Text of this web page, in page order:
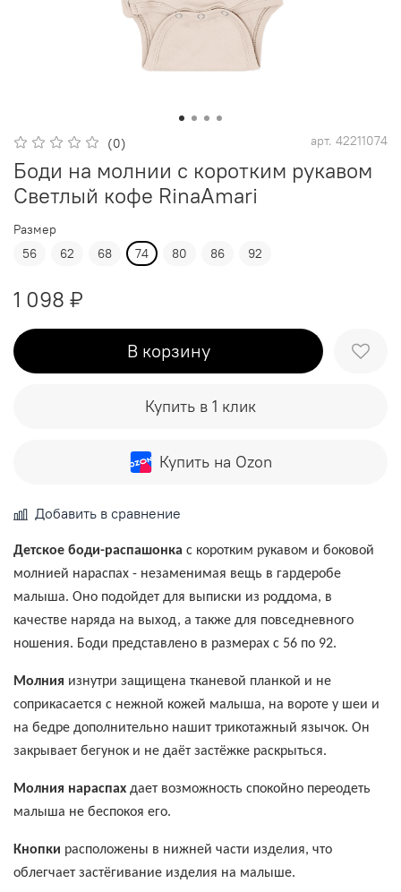
(0) арт. 42211074
Боди на молнии с коротким рукавом
Светлый кофе RinaAmari
Размер
56
62 68 74 80 86 92
1 098 ₽
В корзину
Купить в 1 клик
Купить на Ozon
Добавить в сравнение
Детское боди-распашонка с коротким рукавом и боковой
молнией нараспах - незаменимая вещь в гардеробе
малыша. Оно подойдет для выписки из роддома, в
качестве наряда на выход, а также для повседневного
ношения. Боди представлено в размерах с 56 по 92.
Молния изнутри защищена тканевой планкой и не
соприкасается с нежной кожей малыша, на вороте у шеи и
на бедре дополнительно нашит трикотажный язычок. Он
закрывает бегунок и не даёт застёжке раскрыться.
Молния нараспах дает возможность спокойно переодеть
малыша не беспокоя его.
Кнопки расположены в нижней части изделия, что
облегчает застёгивание изделия на малыше.